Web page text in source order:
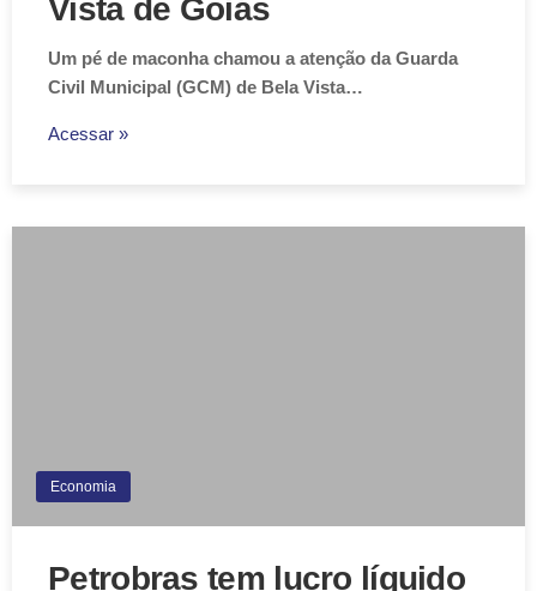
Vista de Goiás
Um pé de maconha chamou a atenção da Guarda
Civil Municipal (GCM) de Bela Vista…
Acessar »
Economia
Petrobras tem lucro líquido